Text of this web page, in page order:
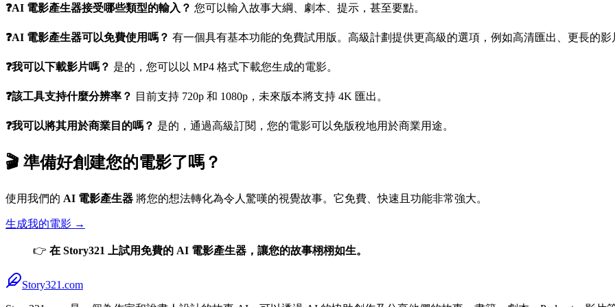
❓AI 電影產生器接受哪些類型的輸入？ 您可以輸入故事大綱、劇本、提示，甚至要點。
❓AI 電影產生器可以免費使用嗎？ 有一個具有基本功能的免費試用版。高級計劃提供更高級的選項，例如高清匯出、更長的影
❓我可以下載影片嗎？ 是的，您可以以 MP4 格式下載您生成的電影。
❓該工具支持什麼分辨率？ 目前支持 720p 和 1080p，未來版本將支持 4K 匯出。
❓我可以將其用於商業目的嗎？ 是的，通過高級訂閱，您的電影可以免版稅地用於商業用途。
🎬 準備好創建您的電影了嗎？
使用我們的 AI 電影產生器 將您的想法轉化為令人驚嘆的視覺故事。它免費、快速且功能非常強大。
生成我的電影 →
👉 在 Story321 上試用免費的 AI 電影產生器，讓您的故事栩栩如生。
Story321.com